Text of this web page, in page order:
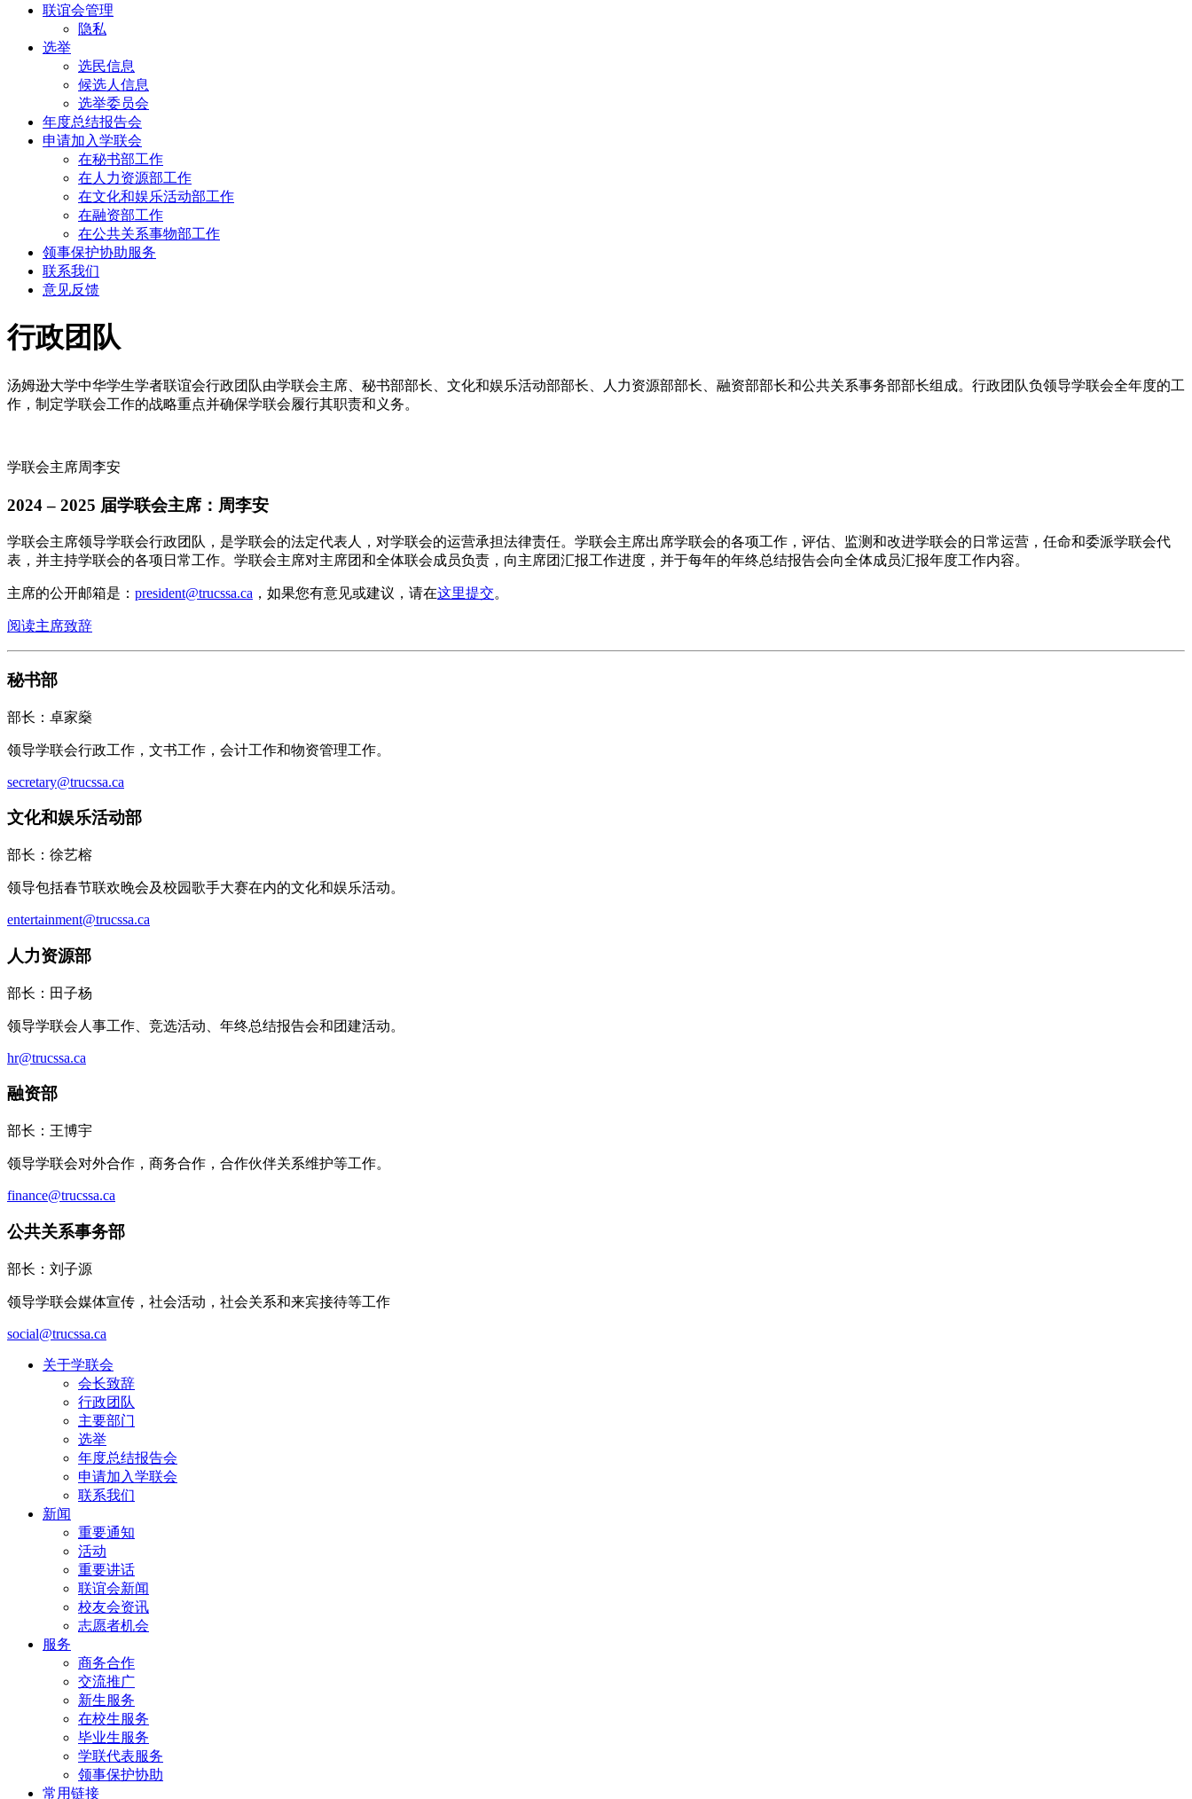
联谊会管理
隐私
选举
选民信息
候选人信息
选举委员会
年度总结报告会
申请加入学联会
在秘书部工作
在人力资源部工作
在文化和娱乐活动部工作
在融资部工作
在公共关系事物部工作
领事保护协助服务
联系我们
意见反馈
行政团队
汤姆逊大学中华学生学者联谊会行政团队由学联会主席、秘书部部长、文化和娱乐活动部部长、人力资源部部长、融资部部长和公共关系事务部部长组成。行政团队负领导学联会全年度的工
作，制定学联会工作的战略重点并确保学联会履行其职责和义务。
学联会主席周李安
2024 – 2025 届学联会主席：周李安
学联会主席领导学联会行政团队，是学联会的法定代表人，对学联会的运营承担法律责任。学联会主席出席学联会的各项工作，评估、监测和改进学联会的日常运营，任命和委派学联会代
表，并主持学联会的各项日常工作。学联会主席对主席团和全体联会成员负责，向主席团汇报工作进度，并于每年的年终总结报告会向全体成员汇报年度工作内容。
主席的公开邮箱是： president@trucssa.ca ，如果您有意见或建议，请在这里提交。
阅读主席致辞
秘书部
部长：卓家燊
领导学联会行政工作，文书工作，会计工作和物资管理工作。
secretary@trucssa.ca
文化和娱乐活动部
部长：徐艺榕
领导包括春节联欢晚会及校园歌手大赛在内的文化和娱乐活动。
entertainment@trucssa.ca
人力资源部
部长：田子杨
领导学联会人事工作、竞选活动、年终总结报告会和团建活动。
hr@trucssa.ca
融资部
部长：王博宇
领导学联会对外合作，商务合作，合作伙伴关系维护等工作。
finance@trucssa.ca
公共关系事务部
部长：刘子源
领导学联会媒体宣传，社会活动，社会关系和来宾接待等工作
social@trucssa.ca
关于学联会
会长致辞
行政团队
主要部门
选举
年度总结报告会
申请加入学联会
联系我们
新闻
重要通知
活动
重要讲话
联谊会新闻
校友会资讯
志愿者机会
服务
商务合作
交流推广
新生服务
在校生服务
毕业生服务
学联代表服务
领事保护协助
常用链接